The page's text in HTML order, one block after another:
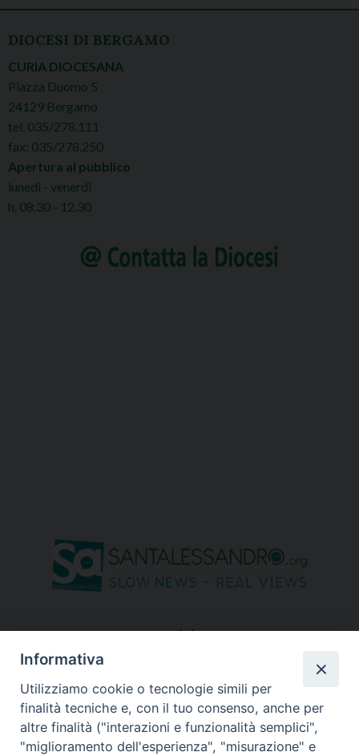
DIOCESI DI BERGAMO
CURIA DIOCESANA
Piazza Duomo 5
24129 Bergamo
tel. 035/278.111
fax: 035/278.250
Apertura al pubblico
lunedì - venerdì
h. 08.30 - 12.30
seguici su
Informativa
Utilizziamo cookie o tecnologie simili per
finalità tecniche e, con il tuo consenso, anche per
altre finalità ("interazioni e funzionalità semplici",
"miglioramento dell'esperienza", "misurazione" e